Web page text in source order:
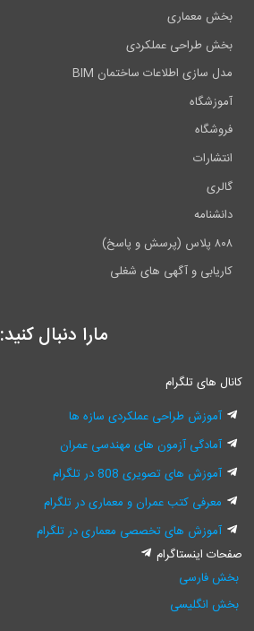
بخش معماری
بخش طراحی عملکردی
مدل سازی اطلاعات ساختمان BIM
آموزشگاه
فروشگاه
انتشارات
گالری
دانشنامه
۸۰۸ پلاس (پرسش و پاسخ)
کاریابی و آگهی های شغلی
مارا دنبال کنید:
کانال های تلگرام
آموزش طراحی عملکردی سازه ها
آمادگی آزمون های مهندسی عمران
آموزش های تصویری 808 در تلگرام
معرفی کتب عمران و معماری در تلگرام
آموزش های تخصصی معماری در تلگرام
صفحات اینستاگرام
بخش فارسی
بخش انگلیسی